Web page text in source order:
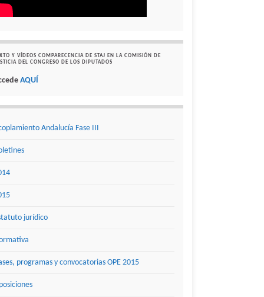
Y VÍDEOS COMPARECENCIA DE STAJ EN LA COMISIÓN DE
DEL CONGRESO DE LOS DIPUTADOS
AQUÍ
Andalucía Fase III
jurídico
programas y convocatorias OPE 2015